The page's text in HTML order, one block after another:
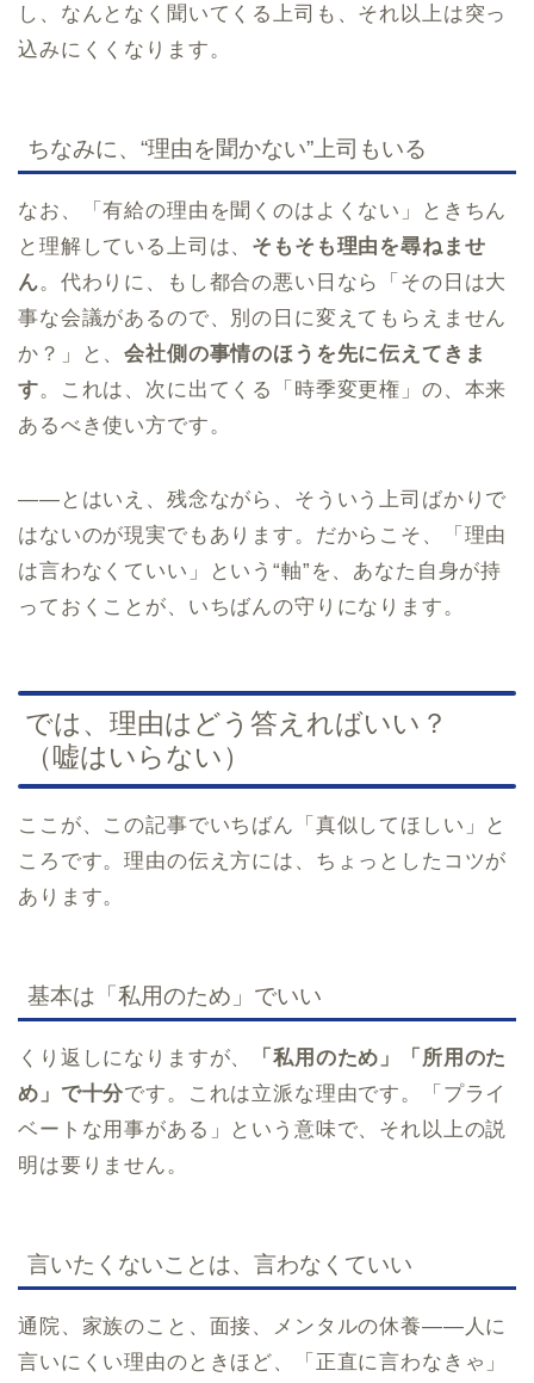
し、なんとなく聞いてくる上司も、それ以上は突っ
込みにくくなります。
ちなみに、“理由を聞かない”上司もいる
なお、「有給の理由を聞くのはよくない」ときちん
と理解している上司は、 そもそも理由を尋ねませ
ん。代わりに、もし都合の悪い日なら「その日は大
事な会議があるので、別の日に変えてもらえません
か？」と、会社側の事情のほうを先に伝えてきま
す。これは、次に出てくる「時季変更権」の、本来
あるべき使い方です。
——とはいえ、残念ながら、そういう上司ばかりで
はないのが現実でもあります。だからこそ、「理由
は言わなくていい」という“軸”を、あなた自身が持
っておくことが、いちばんの守りになります。
では、理由はどう答えればいい？
（嘘はいらない）
ここが、この記事でいちばん「真似してほしい」と
ころです。理由の伝え方には、ちょっとしたコツが
あります。
基本は「私用のため」でいい
くり返しになりますが、
「私用のため」「所用のた
め」で十分です。これは立派な理由です。「プライ
ベートな用事がある」という意味で、それ以上の説
明は要りません。
言いたくないことは、言わなくていい
通院、家族のこと、面接、メンタルの休養——人に
言いにくい理由のときほど、「正直に言わなきゃ」